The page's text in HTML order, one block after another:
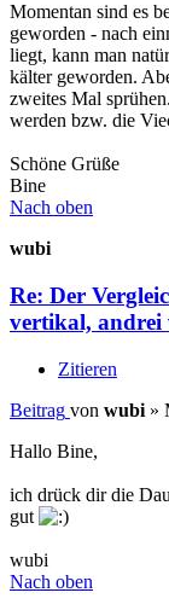
Momentan sind es
geworden - nach
liegt, kann man
kälter geworden.
zweites Mal
werden bzw. die
Schöne Grüße
Bine
Nach oben
wubi
Re: Der
vertikal, andrei
Zitieren
Beitrag von wubi »
Hallo Bine,
ich drück dir die
gut
wubi
Nach oben